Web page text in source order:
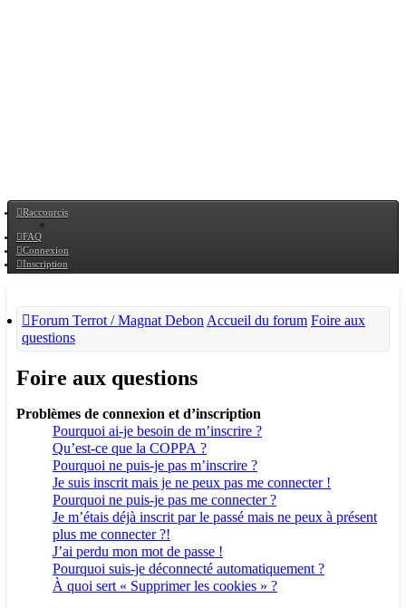
Raccourcis
FAQ
Connexion
Inscription
Forum Terrot / Magnat Debon Accueil du forum Foire aux
questions
Foire aux questions
Problèmes de connexion et d’inscription
Pourquoi ai-je besoin de m’inscrire ?
Qu’est-ce que la COPPA ?
Pourquoi ne puis-je pas m’inscrire ?
Je suis inscrit mais je ne peux pas me connecter !
Pourquoi ne puis-je pas me connecter ?
Je m’étais déjà inscrit par le passé mais ne peux à présent
plus me connecter ?!
J’ai perdu mon mot de passe !
Pourquoi suis-je déconnecté automatiquement ?
À quoi sert « Supprimer les cookies » ?